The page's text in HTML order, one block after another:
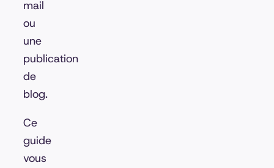
mail
ou
une
publication
de
blog.
Ce
guide
vous